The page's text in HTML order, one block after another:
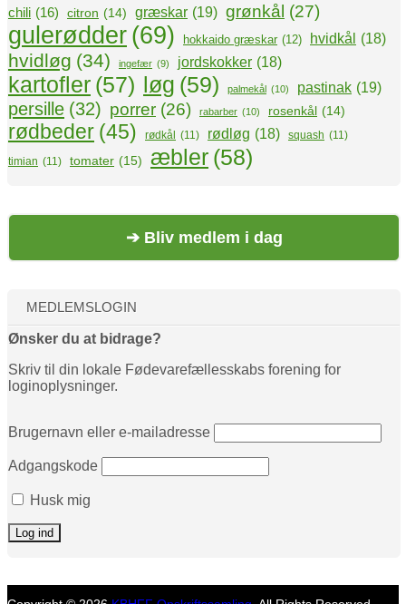
chili (16) citron (14) græskar (19) grønkål (27)
gulerødder (69) hokkaido græskar (12) hvidkål (18)
hvidløg (34) ingefær (9) jordskokker (18)
kartofler (57) løg (59) palmekål (10) pastinak (19)
persille (32) porrer (26) rabarber (10) rosenkål (14)
rødbeder (45) rødkål (11) rødløg (18) squash (11)
timian (11) tomater (15) æbler (58)
➔ Bliv medlem i dag
MEDLEMSLOGIN
Ønsker du at bidrage?
Skriv til din lokale Fødevarefællesskabs forening for
loginoplysninger.
Brugernavn eller e-mailadresse
Adgangskode
Husk mig